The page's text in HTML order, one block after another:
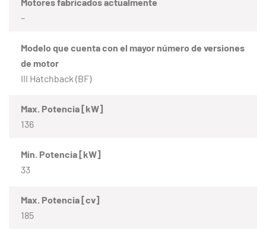
–
Modelo que cuenta con el mayor número de versiones
de motor
III Hatchback (BF)
Max. Potencia [kW]
136
Mín. Potencia [kW]
33
Max. Potencia [cv]
185